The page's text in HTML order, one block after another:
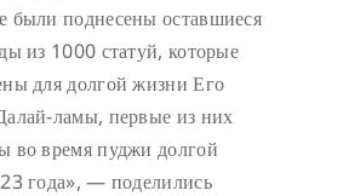
были поднесены оставшиеся
из 1000 статуй, которые
для долгой жизни Его
ламы, первые из них
во время пуджи долгой
года», — поделились